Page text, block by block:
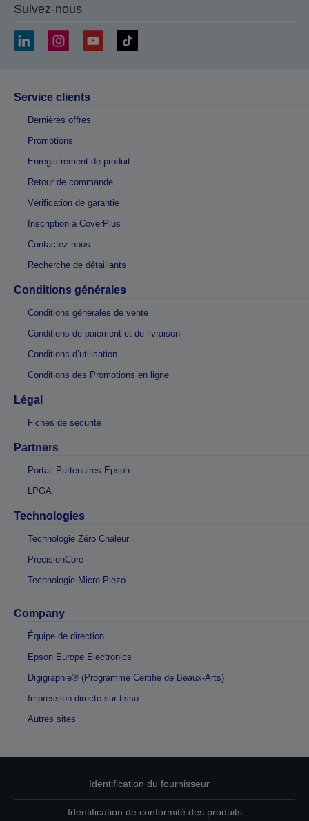
Suivez-nous
Service clients
Dernières offres
Promotions
Enregistrement de produit
Retour de commande
Vérification de garantie
Inscription à CoverPlus
Contactez-nous
Recherche de détaillants
Conditions générales
Conditions générales de vente
Conditions de paiement et de livraison
Conditions d’utilisation
Conditions des Promotions en ligne
Légal
Fiches de sécurité
Partners
Portail Partenaires Epson
LPGA
Technologies
Technologie Zéro Chaleur
PrecisionCore
Technologie Micro Piezo
Company
Équipe de direction
Epson Europe Electronics
Digigraphie® (Programme Certifié de Beaux-Arts)
Impression directe sur tissu
Autres sites
Identification du fournisseur
Identification de conformité des produits